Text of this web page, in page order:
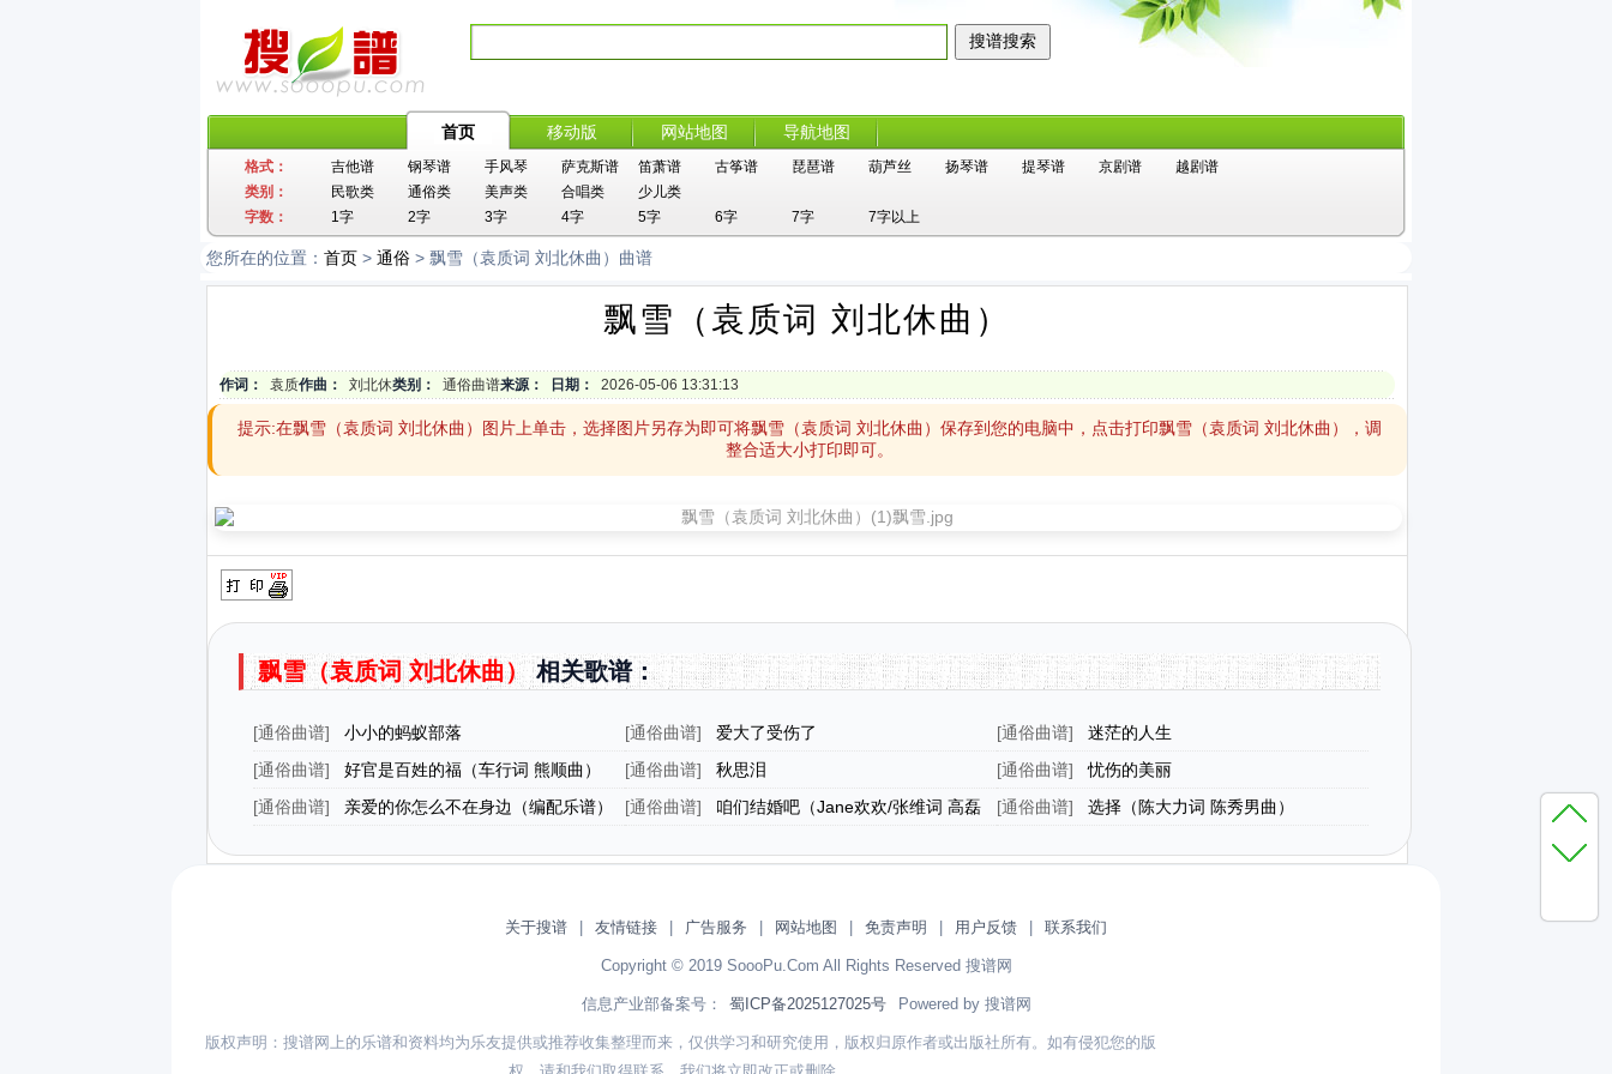
首页 移动版 网站地图 导航地图
格式： 吉他谱 钢琴谱 手风琴 萨克斯谱 笛萧谱 古筝谱 琵琶谱 葫芦丝 扬琴谱 提琴谱 京剧谱
越剧谱
类别：
民歌类 通俗类 美声类 合唱类
少儿类
字数：
1字 2字 3字 4字 5字 6字 7字 7字以上
您所在的位置： 首页 > 通俗 > 飘雪（袁质词 刘北休曲）曲谱
飘雪（袁质词 刘北休曲）
作词： 袁质作曲： 刘北休类别： 通俗曲谱来源： 日期： 2026-05-06 13:31:13
提示:在飘雪（袁质词 刘北休曲）图片上单击，选择图片另存为即可将飘雪（袁质词 刘北休曲）保存到您的电脑中，点击打印飘雪（袁质词 刘北休曲），调
整合适大小打印即可。
飘雪（袁质词 刘北休曲）相关歌谱：
[通俗曲谱] 小小的蚂蚁部落 [通俗曲谱] 爱大了受伤了 [通俗曲谱]
迷茫的人生
[通俗曲谱] 好官是百姓的福（车行词 熊顺曲） [通俗曲谱] 秋思泪 [通俗曲谱]
忧伤的美丽
[通俗曲谱] 亲爱的你怎么不在身边（编配乐谱） [通俗曲谱]
咱们结婚吧（Jane欢欢/张维词 高磊
[通俗曲谱] 选择（陈大力词 陈秀男曲）
关于搜谱 友情链接 广告服务 网站地图 免责声明 用户反馈 联系我们
Copyright © 2019 SoooPu.Com All Rights Reserved 搜谱网
信息产业部备案号： 蜀ICP备2025127025号 Powered by 搜谱网
版权声明：搜谱网上的乐谱和资料均为乐友提供或推荐收集整理而来，仅供学习和研究使用，版权归原作者或出版社所有。如有侵犯您的版